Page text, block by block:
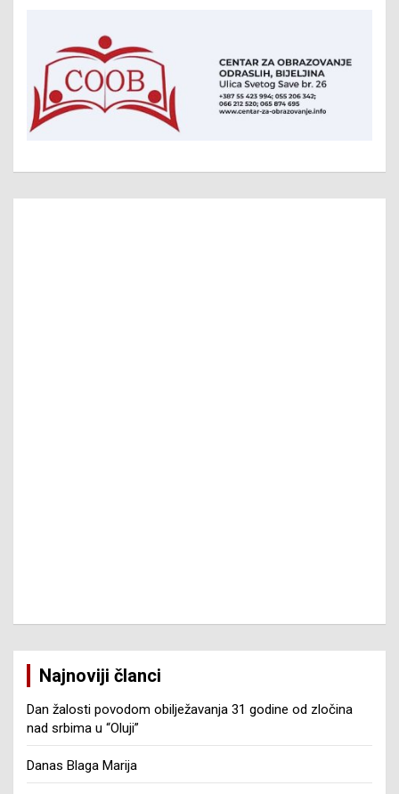
Najnoviji članci
Dan žalosti povodom obilježavanja 31 godine od zločina
nad srbima u “Oluji”
Danas Blaga Marija